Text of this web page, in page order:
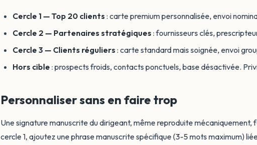
Cercle 1 — Top 20 clients : carte premium personnalisée, envoi
Cercle 2 — Partenaires stratégiques : fournisseurs clés,
Cercle 3 — Clients réguliers : carte standard mais soignée, envoi
Hors cible : prospects froids, contacts ponctuels, base désactivée.
Personnaliser sans en faire trop
Une signature manuscrite du dirigeant, même reproduite
cercle 1, ajoutez une phrase manuscrite spécifique (3-5 mots maximum)